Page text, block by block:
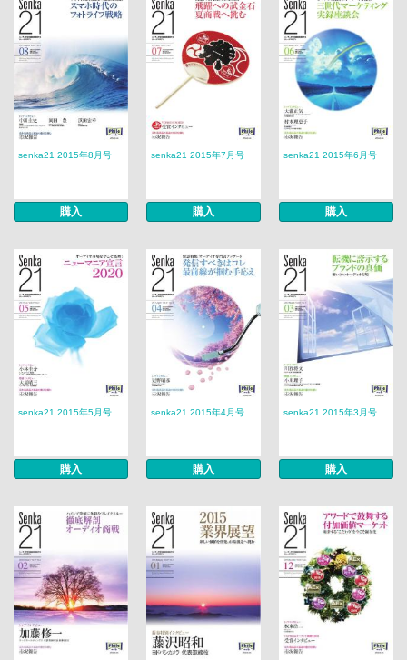
senka21 2015年8月号
購入
senka21 2015年7月号
購入
senka21 2015年6月号
購入
senka21 2015年5月号
購入
senka21 2015年4月号
購入
senka21 2015年3月号
購入